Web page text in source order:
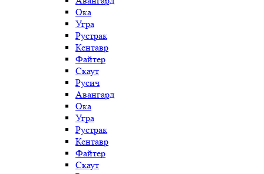
Ока
Угра
Рустрак
Кентавр
Файтер
Скаут
Русич
Авангард
Ока
Угра
Рустрак
Кентавр
Файтер
Скаут